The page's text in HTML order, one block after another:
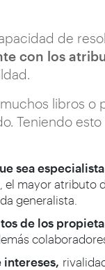
de
con los
libros o
Teniendo
sea
mayor atributo
generalista.
de los
intereses,